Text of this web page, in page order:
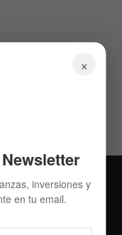
×
inversiones y
en tu email.